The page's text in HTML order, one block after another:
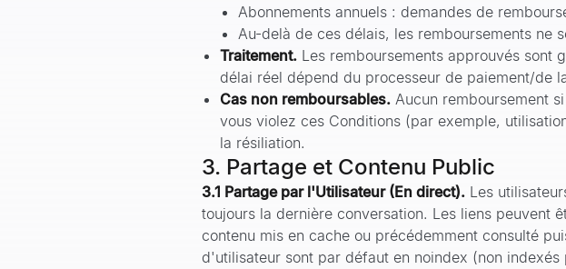
Abonnements annuels : demandes de
Au-delà de ces délais, les remboursements ne
Traitement. Les remboursements approuvés sont
délai réel dépend du processeur de paiement/de
Cas non remboursables. Aucun remboursement
vous violez ces Conditions (par exemple,
la résiliation.
3. Partage et Contenu Public
3.1 Partage par l'Utilisateur (En direct). Les
toujours la dernière conversation. Les liens peuvent
contenu mis en cache ou précédemment consulté
d'utilisateur sont par défaut en noindex (non